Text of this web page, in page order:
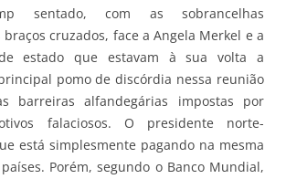
sentado, com as sobrancelhas
cruzados, face a Angela Merkel e a
estado que estavam à sua volta a
pomo de discórdia nessa reunião
barreiras alfandegárias impostas por
falaciosos. O presidente norte-
está simplesmente pagando na mesma
Porém, segundo o Banco Mundial,